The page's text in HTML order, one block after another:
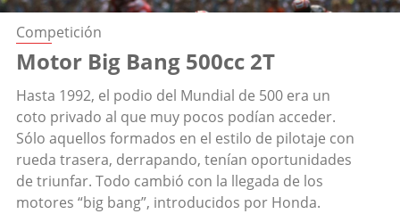
Competición
Motor Big Bang 500cc 2T
Hasta 1992, el podio del Mundial de 500 era un
coto privado al que muy pocos podían acceder.
Sólo aquellos formados en el estilo de pilotaje con
rueda trasera, derrapando, tenían oportunidades
de triunfar. Todo cambió con la llegada de los
motores “big bang”, introducidos por Honda.